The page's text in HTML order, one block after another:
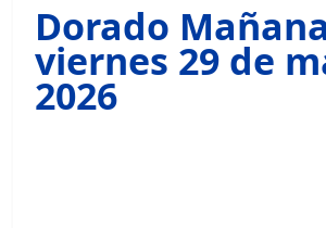
Dorado Mañana
viernes 29 de
2026